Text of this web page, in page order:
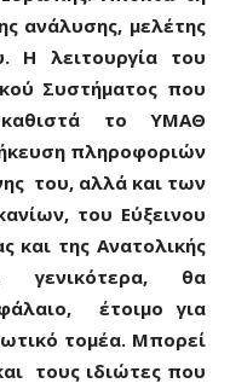
ανάλυσης, μελέτης
Η λειτουργία του
Συστήματος που
καθιστά το ΥΜΑΘ
πληροφοριών
του, αλλά και των
του Εύξεινου
και της Ανατολικής
γενικότερα, θα
έτοιμο για
τομέα. Μπορεί
τους ιδιώτες που